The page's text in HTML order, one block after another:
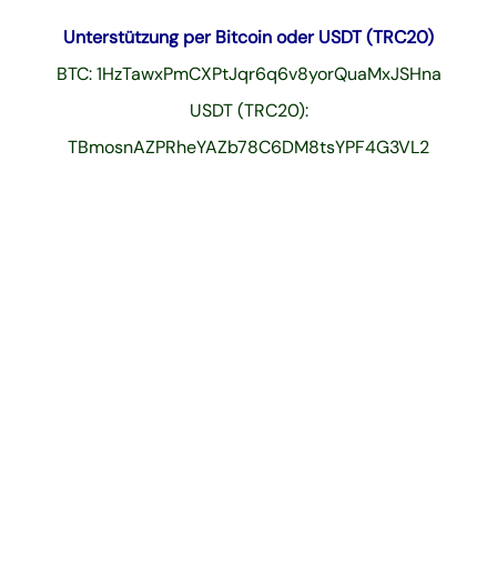
Unterstützung per Bitcoin oder USDT (TRC20)
BTC: 1HzTawxPmCXPtJqr6q6v8yorQuaMxJSHna
USDT (TRC20):
TBmosnAZPRheYAZb78C6DM8tsYPF4G3VL2